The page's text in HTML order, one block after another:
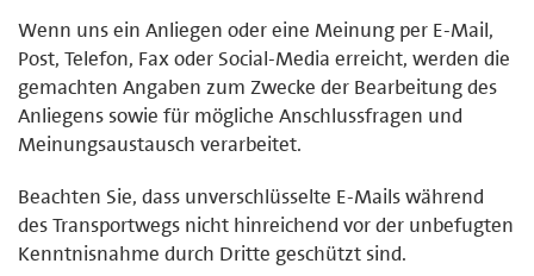
Wenn uns ein Anliegen oder eine Meinung per E-Mail,
Post, Telefon, Fax oder Social-Media erreicht, werden die
gemachten Angaben zum Zwecke der Bearbeitung des
Anliegens sowie für mögliche Anschlussfragen und
Meinungsaustausch verarbeitet.
Beachten Sie, dass unverschlüsselte E-Mails während
des Transportwegs nicht hinreichend vor der unbefugten
Kenntnisnahme durch Dritte geschützt sind.